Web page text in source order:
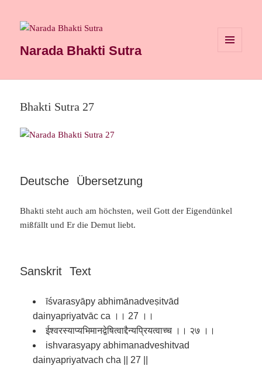
Narada Bhakti Sutra
Bhakti Sutra 27
Deutsche Übersetzung
Bhakti steht auch am höchsten, weil Gott der Eigendünkel
mißfällt und Er die Demut liebt.
Sanskrit Text
īśvarasyāpy abhimānadveṣitvād
dainyapriyatvāc ca ।। 27 ।।
ईश्वरस्याप्यभिमानद्वेषित्वाद्दैन्यप्रियत्वाच्च ।। २७ ।।
ishvarasyapy abhimanadveshitvad
dainyapriyatvach cha || 27 ||